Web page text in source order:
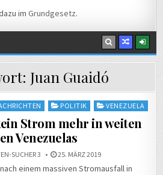
im Grundgesetz.
Juan Guaidó
POLITIK VENEZUELA
Strom mehr in weiten
Venezuelas
SUCHER 3 25. MÄRZ 2019
einem massiven Stromausfall in